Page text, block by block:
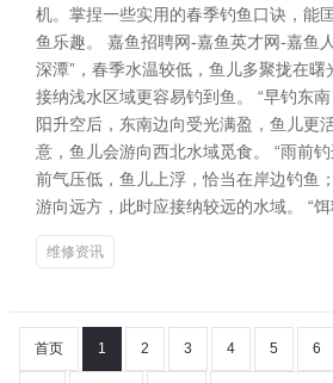
机。掌捏一些实用的春季钓鱼口诀，能
鱼乐趣。 嘉鱼招聘网-嘉鱼英才网-嘉鱼
深潭”，春季水温较低，鱼儿多聚拢在曙
接纳浅水区域更容易钓到鱼。 “早钓东
阳升空后，东南边向受光满盈，鱼儿更
意，鱼儿会游向西北水域觅食。 “雨前
前气压低，鱼儿上浮，恰当在岸边钓鱼
游向远方，此时应接纳较远的水域。 “
维修资讯
首页 1 2 3 4 5 6